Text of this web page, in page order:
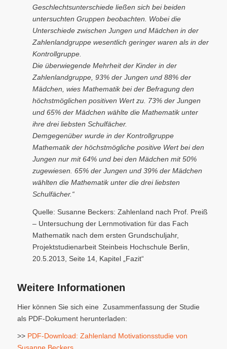
Geschlechtsunterschiede ließen sich bei beiden
untersuchten Gruppen beobachten. Wobei die
Unterschiede zwischen Jungen und Mädchen in der
Zahlenlandgruppe wesentlich geringer waren als in der
Kontrollgruppe.
Die überwiegende Mehrheit der Kinder in der
Zahlenlandgruppe, 93% der Jungen und 88% der
Mädchen, wies Mathematik bei der Befragung den
höchstmöglichen positiven Wert zu. 73% der Jungen
und 65% der Mädchen wählte die Mathematik unter
ihre drei liebsten Schulfächer.
Demgegenüber wurde in der Kontrollgruppe
Mathematik der höchstmögliche positive Wert bei den
Jungen nur mit 64% und bei den Mädchen mit 50%
zugewiesen. 65% der Jungen und 39% der Mädchen
wählten die Mathematik unter die drei liebsten
Schulfächer.“
Quelle: Susanne Beckers: Zahlenland nach Prof. Preiß
– Untersuchung der Lernmotivation für das Fach
Mathematik nach dem ersten Grundschuljahr,
Projektstudienarbeit Steinbeis Hochschule Berlin,
20.5.2013, Seite 14, Kapitel „Fazit“
Weitere Informationen
Hier können Sie sich eine Zusammenfassung der Studie
als PDF-Dokument herunterladen:
>> PDF-Download: Zahlenland Motivationsstudie von